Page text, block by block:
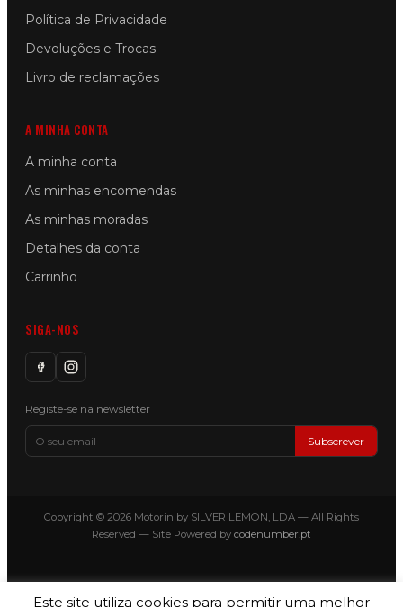
Política de Privacidade
Devoluções e Trocas
Livro de reclamações
A MINHA CONTA
A minha conta
As minhas encomendas
As minhas moradas
Detalhes da conta
Carrinho
SIGA-NOS
Registe-se na newsletter
Subscrever
Copyright © 2026 Motorin by SILVER LEMON, LDA — All Rights
Reserved — Site Powered by codenumber.pt
Este site utiliza cookies para permitir uma melhor